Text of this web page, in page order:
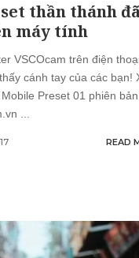
thần thánh
máy tính
VSCOcam trên điện
cánh tay của các bạn!
Preset 01 phiên bản
...
READ